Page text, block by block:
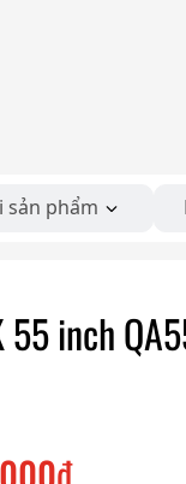
sản phẩm
55 inch